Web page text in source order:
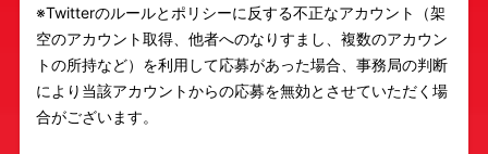
※Twitterのルールとポリシーに反する不正なアカウント（架
空のアカウント取得、他者へのなりすまし、複数のアカウン
トの所持など）を利用して応募があった場合、事務局の判断
により当該アカウントからの応募を無効とさせていただく場
合がございます。